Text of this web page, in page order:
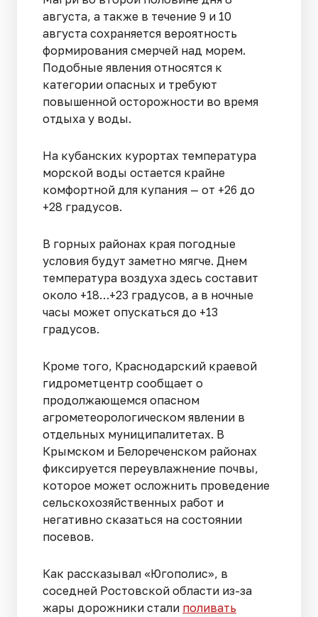
августа, а также в течение 9 и 10
августа сохраняется вероятность
формирования смерчей над морем.
Подобные явления относятся к
категории опасных и требуют
повышенной осторожности во время
отдыха у воды.
На кубанских курортах температура
морской воды остается крайне
комфортной для купания — от +26 до
+28 градусов.
В горных районах края погодные
условия будут заметно мягче. Днем
температура воздуха здесь составит
около +18…+23 градусов, а в ночные
часы может опускаться до +13
градусов.
Кроме того, Краснодарский краевой
гидрометцентр сообщает о
продолжающемся опасном
агрометеорологическом явлении в
отдельных муниципалитетах. В
Крымском и Белореченском районах
фиксируется переувлажнение почвы,
которое может осложнить проведение
сельскохозяйственных работ и
негативно сказаться на состоянии
посевов.
Как рассказывал «Югополис», в
соседней Ростовской области из-за
жары дорожники стали поливать